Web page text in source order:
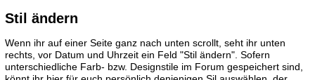
Stil ändern
Wenn ihr auf einer Seite ganz nach unten scrollt, seht ihr unten
rechts, vor Datum und Uhrzeit ein Feld "Stil ändern". Sofern
unterschiedliche Farb- bzw. Designstile im Forum gespeichert sind,